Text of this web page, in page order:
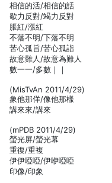
相信的活/相信的話
歇力反對/竭力反對
脹紅/漲紅
不落不明/下落不明
苦心孤旨/苦心孤詣
故意難人/故意為難人
數一一/多數｜｜
(MisTvAn 2011/4/29)
象他那佯/像他那樣
講來來/講來
(mPDB 2011/4/29)
螢光屏/螢光幕
重復/重複
伊伊啞啞/伊咿啞啞
印像/印象